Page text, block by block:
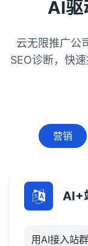
源投入：
AI驱
云无限推广公
SEO诊断，快
营销
AI+
用AI接入站